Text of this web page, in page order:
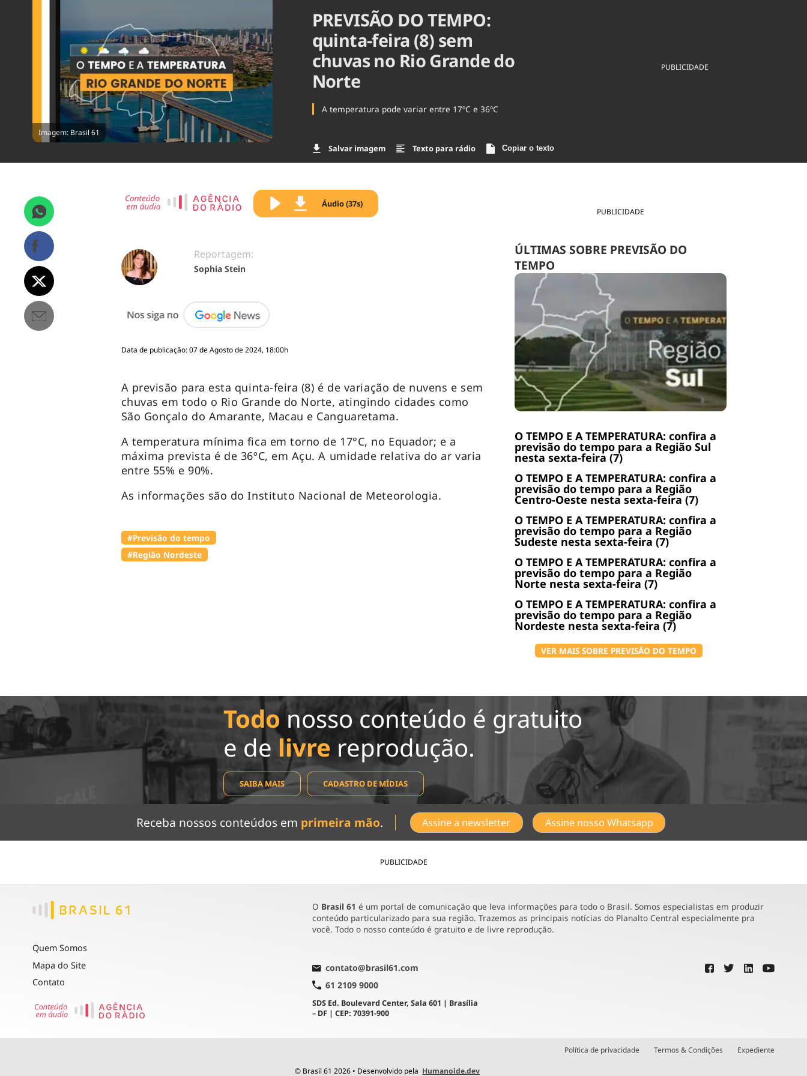
Cinema
Imagem: Brasil 61
PREVISÃO DO TEMPO:
quinta-feira (8) sem
chuvas no Rio Grande do
Norte
A temperatura pode variar entre 17ºC e 36ºC
Salvar imagem Texto para rádio Copiar o texto
PUBLICIDADE
PUBLICIDADE
ÚLTIMAS SOBRE PREVISÃO DO
TEMPO
O TEMPO E A TEMPERATURA: confira a
previsão do tempo para a Região Sul
nesta sexta-feira (7)
O TEMPO E A TEMPERATURA: confira a
previsão do tempo para a Região
Centro-Oeste nesta sexta-feira (7)
O TEMPO E A TEMPERATURA: confira a
previsão do tempo para a Região
Sudeste nesta sexta-feira (7)
O TEMPO E A TEMPERATURA: confira a
previsão do tempo para a Região
Norte nesta sexta-feira (7)
O TEMPO E A TEMPERATURA: confira a
previsão do tempo para a Região
Nordeste nesta sexta-feira (7)
VER MAIS SOBRE PREVISÃO DO TEMPO
Áudio (37s)
Reportagem:
Sophia Stein
Data de publicação: 07 de Agosto de 2024, 18:00h
A previsão para esta quinta-feira (8) é de variação de nuvens e sem
chuvas em todo o Rio Grande do Norte, atingindo cidades como
São Gonçalo do Amarante, Macau e Canguaretama.
A temperatura mínima fica em torno de 17°C, no Equador; e a
máxima prevista é de 36ºC, em Açu. A umidade relativa do ar varia
entre 55% e 90%.
As informações são do Instituto Nacional de Meteorologia.
#Previsão do tempo
#Região Nordeste
Todonosso conteúdo é gratuito
e de livre reprodução.
SAIBA MAIS CADASTRO DE MÍDIAS
Receba nossos conteúdos em primeira mão. Assine a newsletter Assine nosso Whatsapp
PUBLICIDADE
Quem Somos
Mapa do Site
Contato
O Brasil 61 é um portal de comunicação que leva informações para todo o Brasil. Somos especialistas em produzir
conteúdo particularizado para sua região. Trazemos as principais notícias do Planalto Central especialmente pra
você. Todo o nosso conteúdo é gratuito e de livre reprodução.
contato@brasil61.com
61 2109 9000
SDS Ed. Boulevard Center, Sala 601 | Brasília
– DF | CEP: 70391-900
Política de privacidade Termos & Condições Expediente
© Brasil 61 2026 • Desenvolvido pela Humanoide.dev